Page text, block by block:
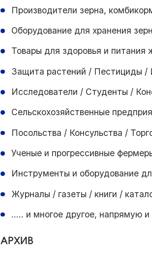
Производители зерна,
Оборудование для хранения
Товары для здоровья и питания
Защита растений / Пестициды /
Исследователи / Студенты /
Сельскохозяйственные
Посольства / Консульства /
Ученые и прогрессивные
Инструменты и оборудование
Журналы / газеты / книги /
….. и многое другое, напрямую и
АРХИВ